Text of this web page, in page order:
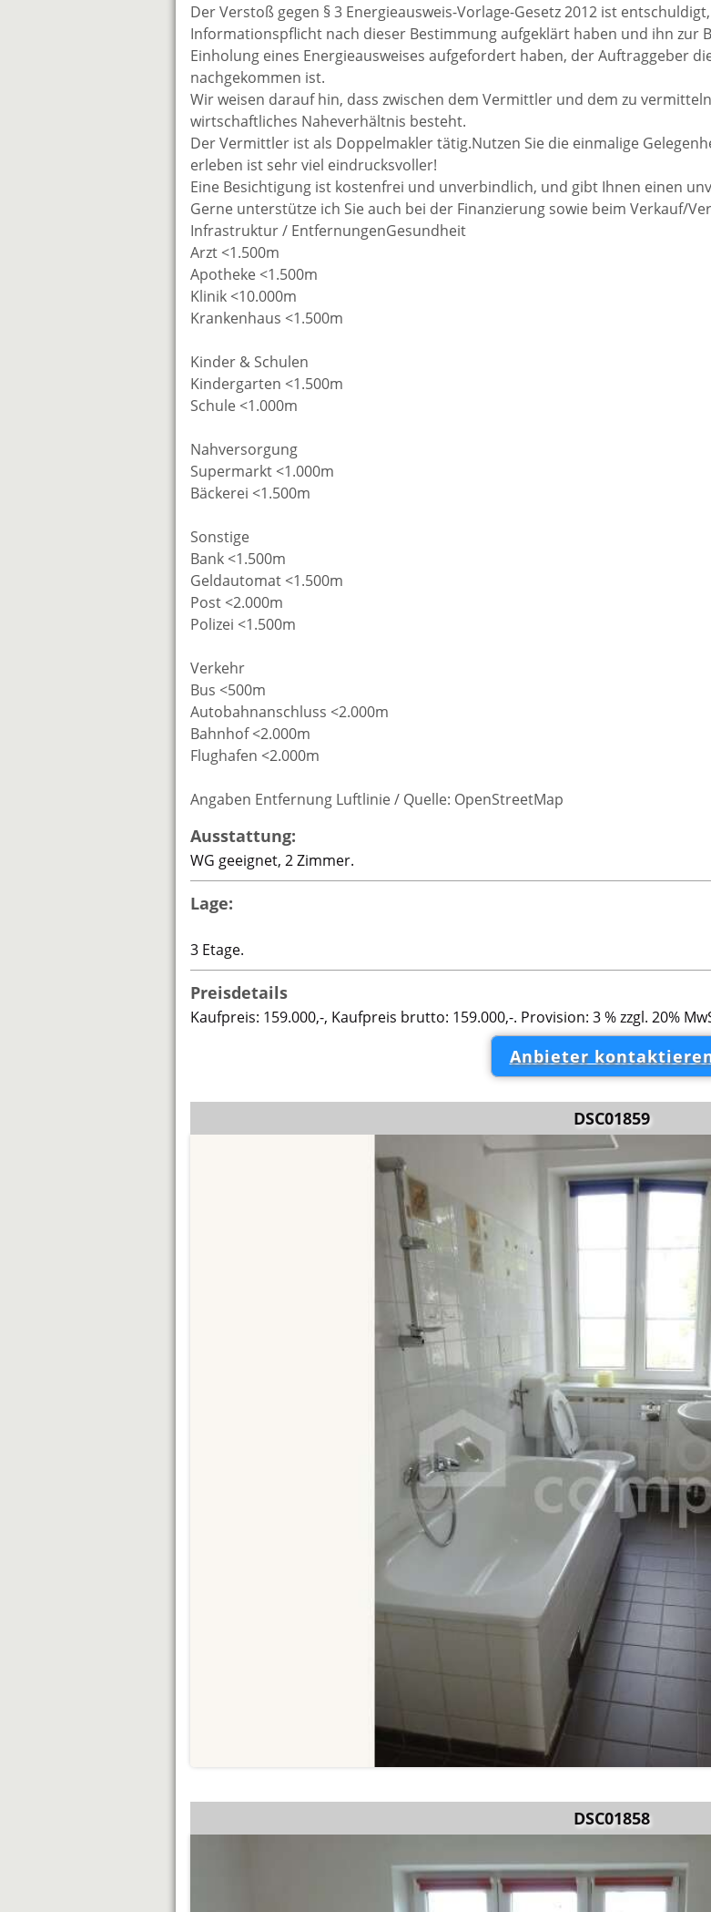
Der Verstoß gegen § 3 Energieausweis-Vorlage-Gesetz 2012 ist
Informationspflicht nach dieser Bestimmung aufgeklärt haben und ihn zur
Einholung eines Energieausweises aufgefordert haben, der Auftraggeber
nachgekommen ist.
Wir weisen darauf hin, dass zwischen dem Vermittler und dem zu
wirtschaftliches Naheverhältnis besteht.
Der Vermittler ist als Doppelmakler tätig.Nutzen Sie die einmalige
erleben ist sehr viel eindrucksvoller!
Eine Besichtigung ist kostenfrei und unverbindlich, und gibt Ihnen einen
Gerne unterstütze ich Sie auch bei der Finanzierung sowie beim Verkauf/
Infrastruktur / EntfernungenGesundheit
Arzt <1.500m
Apotheke <1.500m
Klinik <10.000m
Krankenhaus <1.500m
Kinder & Schulen
Kindergarten <1.500m
Schule <1.000m
Nahversorgung
Supermarkt <1.000m
Bäckerei <1.500m
Sonstige
Bank <1.500m
Geldautomat <1.500m
Post <2.000m
Polizei <1.500m
Verkehr
Bus <500m
Autobahnanschluss <2.000m
Bahnhof <2.000m
Flughafen <2.000m
Angaben Entfernung Luftlinie / Quelle: OpenStreetMap
Ausstattung:
WG geeignet, 2 Zimmer.
Lage:
3 Etage.
Preisdetails
Kaufpreis: 159.000,-, Kaufpreis brutto: 159.000,-. Provision: 3 % zzgl. 20%
Anbieter
DSC01859
DSC01858